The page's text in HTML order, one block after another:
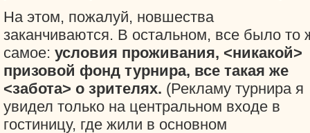
На этом, пожалуй, новшества
заканчиваются. В остальном, все было то
самое: условия проживания, <никакой>
призовой фонд турнира, все такая же
<забота> о зрителях. (Рекламу турнира я
увидел только на центральном входе в
гостиницу, где жили в основном